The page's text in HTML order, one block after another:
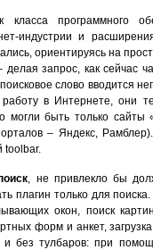
класса программного
индустрии и
ориентируясь на
запрос, как сейчас
слово вводится
в Интернете, они
могли быть только
– Яндекс,
toolbar.
, не привлекло бы
плагин только для
окон, поиск
форм и анкет,
без тулбаров: при